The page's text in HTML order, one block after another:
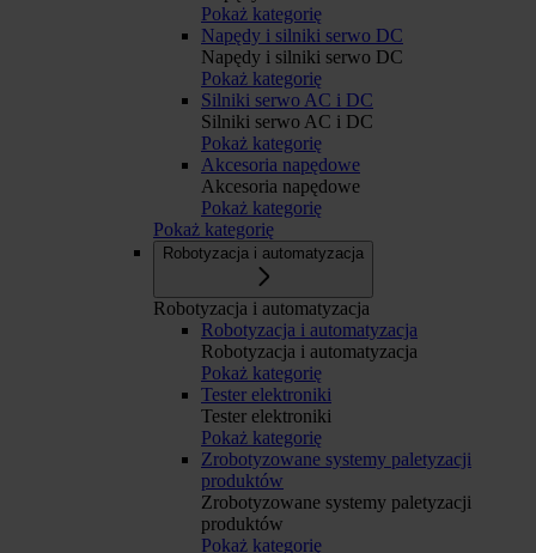
Pokaż kategorię
Napędy i silniki serwo DC
Napędy i silniki serwo DC
Pokaż kategorię
Silniki serwo AC i DC
Silniki serwo AC i DC
Pokaż kategorię
Akcesoria napędowe
Akcesoria napędowe
Pokaż kategorię
Pokaż kategorię
Robotyzacja i automatyzacja
Robotyzacja i automatyzacja
Robotyzacja i automatyzacja
Robotyzacja i automatyzacja
Pokaż kategorię
Tester elektroniki
Tester elektroniki
Pokaż kategorię
Zrobotyzowane systemy paletyzacji
produktów
Zrobotyzowane systemy paletyzacji
produktów
Pokaż kategorię